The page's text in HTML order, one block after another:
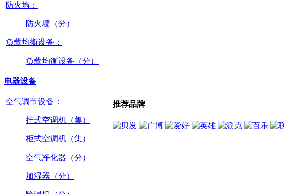
防火墙：
防火墙（分）
负载均衡设备：
负载均衡设备（分）
电器设备
空气调节设备：
挂式空调机（集）
柜式空调机（集）
空气净化器（分）
加湿器（分）
推荐品牌